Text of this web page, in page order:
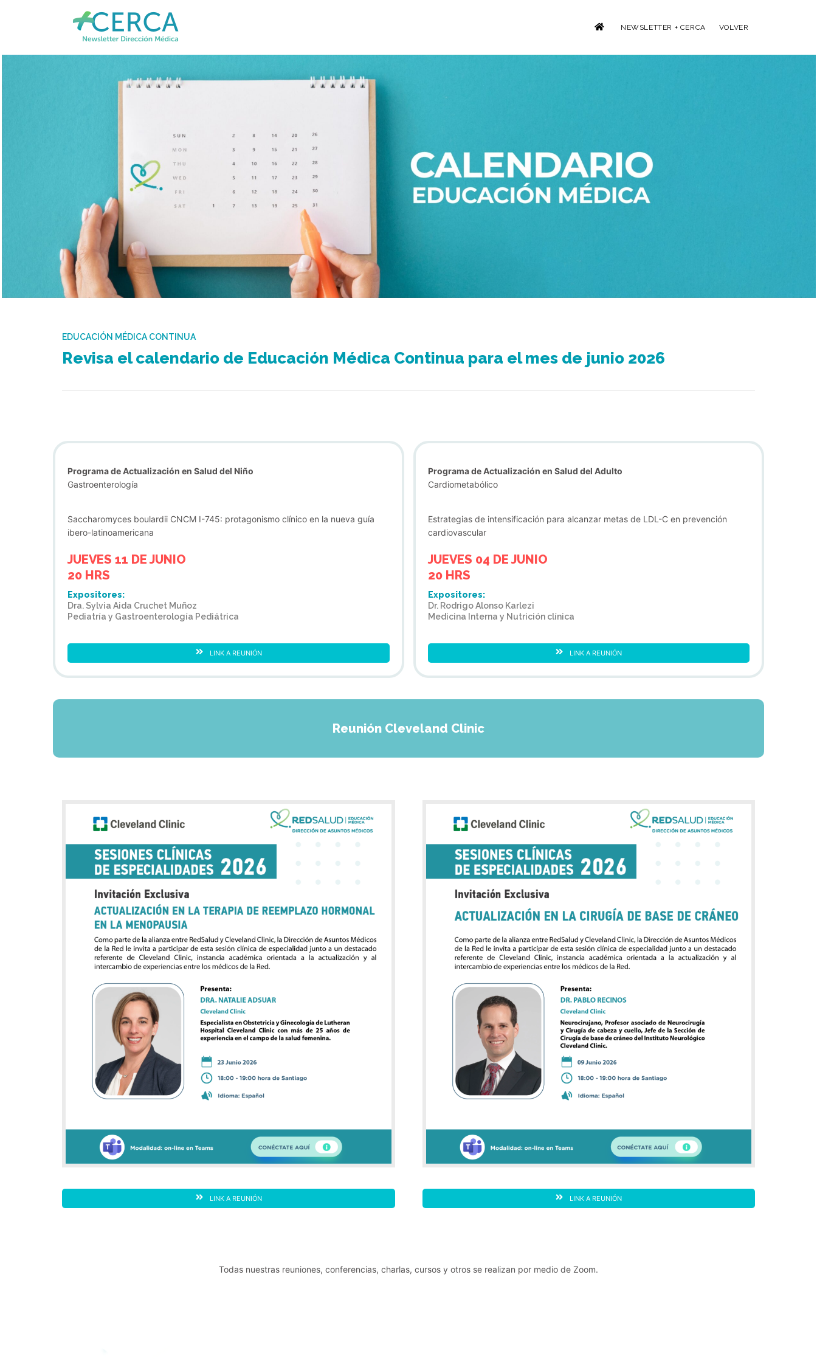
NEWSLETTER + CERCA VOLVER
EDUCACIÓN MÉDICA CONTINUA
Revisa el calendario de Educación Médica Continua para el mes de junio 2026
Programa de Actualización en Salud del Niño
Gastroenterología
Saccharomyces boulardii CNCM I-745: protagonismo clínico en la nueva guía
ibero-latinoamericana
JUEVES 11 DE JUNIO
20 HRS
Expositores:
Dra. Sylvia Aida Cruchet Muñoz
Pediatría y Gastroenterología Pediátrica
LINK A REUNIÓN
Programa de Actualización en Salud del Adulto
Cardiometabólico
Estrategias de intensificación para alcanzar metas de LDL-C en prevención
cardiovascular
JUEVES 04 DE JUNIO
20 HRS
Expositores:
Dr. Rodrigo Alonso Karlezi
Medicina Interna y Nutrición clínica
LINK A REUNIÓN
Reunión Cleveland Clinic
LINK A REUNIÓN LINK A REUNIÓN
Todas nuestras reuniones, conferencias, charlas, cursos y otros se realizan por medio de Zoom.